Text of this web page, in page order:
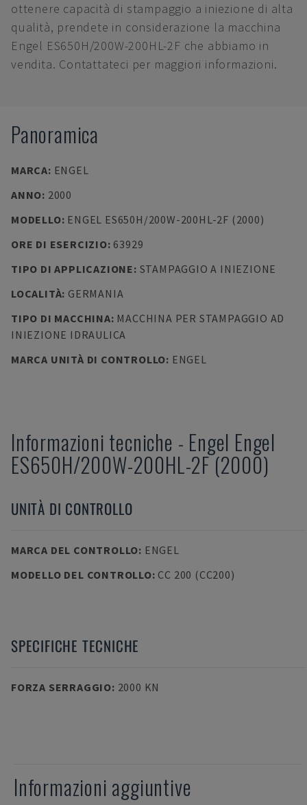
ottenere capacità di stampaggio a iniezione di alta
qualità, prendete in considerazione la macchina
Engel ES650H/200W-200HL-2F che abbiamo in
vendita. Contattateci per maggiori informazioni.
Panoramica
MARCA: ENGEL
ANNO: 2000
MODELLO: ENGEL ES650H/200W-200HL-2F (2000)
ORE DI ESERCIZIO: 63929
TIPO DI APPLICAZIONE: STAMPAGGIO A INIEZIONE
LOCALITÀ: GERMANIA
TIPO DI MACCHINA: MACCHINA PER STAMPAGGIO AD
INIEZIONE IDRAULICA
MARCA UNITÀ DI CONTROLLO: ENGEL
Informazioni tecniche - Engel Engel
ES650H/200W-200HL-2F (2000)
UNITÀ DI CONTROLLO
MARCA DEL CONTROLLO: ENGEL
MODELLO DEL CONTROLLO: CC 200 (CC200)
SPECIFICHE TECNICHE
FORZA SERRAGGIO: 2000 KN
Informazioni aggiuntive